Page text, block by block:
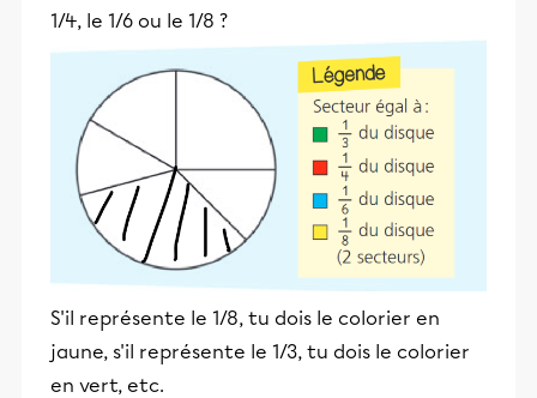
1/4, le 1/6 ou le 1/8 ?
S'il représente le 1/8, tu dois le colorier en
jaune, s'il représente le 1/3, tu dois le colorier
en vert, etc.